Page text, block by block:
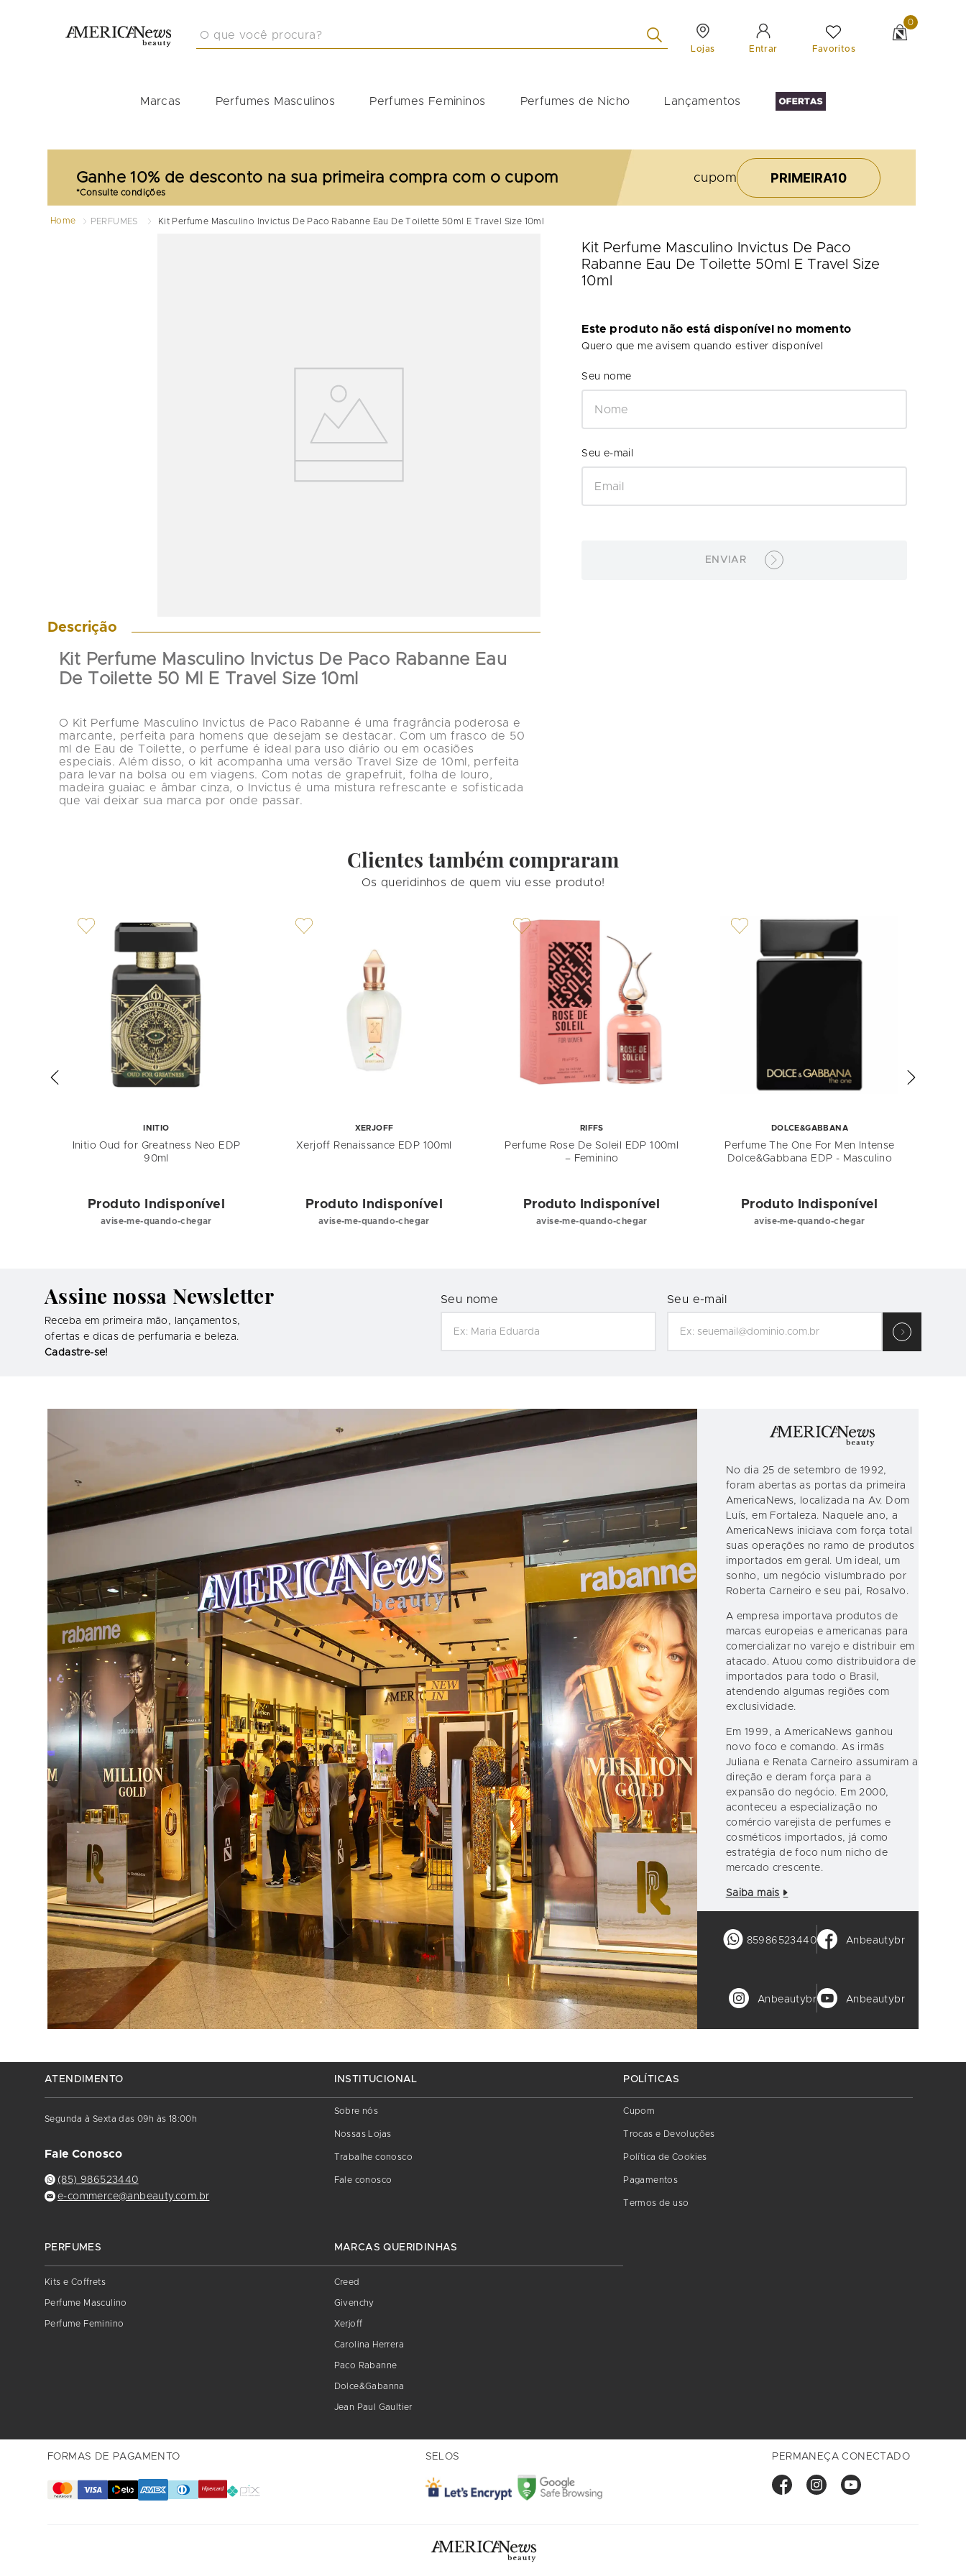
5 º
idole
Lojas Entrar Favoritos
0
Marcas Perfumes Masculinos Perfumes Femininos Perfumes de Nicho Lançamentos
Ganhe 10% de desconto na sua primeira compra com o cupom cupom PRIMEIRA10
Home PERFUMES Kit Perfume Masculino Invictus De Paco Rabanne Eau De Toilette 50ml E Travel Size 10ml
Descrição
Kit Perfume Masculino Invictus De Paco Rabanne Eau
De Toilette 50 Ml E Travel Size 10ml
O Kit Perfume Masculino Invictus de Paco Rabanne é uma fragrância poderosa e
marcante, perfeita para homens que desejam se destacar. Com um frasco de 50
ml de Eau de Toilette, o perfume é ideal para uso diário ou em ocasiões
especiais. Além disso, o kit acompanha uma versão Travel Size de 10ml, perfeita
para levar na bolsa ou em viagens. Com notas de grapefruit, folha de louro,
madeira guaiac e âmbar cinza, o Invictus é uma mistura refrescante e sofisticada
que vai deixar sua marca por onde passar.
Kit Perfume Masculino Invictus De Paco
Rabanne Eau De Toilette 50ml E Travel Size
10ml
Este produto não está disponível no momento
Quero que me avisem quando estiver disponível
ENVIAR
Clientes também compraram
Os queridinhos de quem viu esse produto!
INITIO
Initio Oud for Greatness Neo EDP
90ml
Produto Indisponível
avise-me-quando-chegar
XERJOFF
Xerjoff Renaissance EDP 100ml
Produto Indisponível
avise-me-quando-chegar
RIFFS
Perfume Rose De Soleil EDP 100ml
– Feminino
Produto Indisponível
avise-me-quando-chegar
DOLCE&GABBANA
Perfume The One For Men Intense
Dolce&Gabbana EDP - Masculino
Produto Indisponível
avise-me-quando-chegar
Assine nossa Newsletter
Receba em primeira mão, lançamentos,
ofertas e dicas de perfumaria e beleza.
Cadastre-se!
Seu nome Seu e-mail
No dia 25 de setembro de 1992,
foram abertas as portas da primeira
AmericaNews, localizada na Av. Dom
Luís, em Fortaleza. Naquele ano, a
AmericaNews iniciava com força total
suas operações no ramo de produtos
importados em geral. Um ideal, um
sonho, um negócio vislumbrado por
Roberta Carneiro e seu pai, Rosalvo.
A empresa importava produtos de
marcas europeias e americanas para
comercializar no varejo e distribuir em
atacado. Atuou como distribuidora de
importados para todo o Brasil,
atendendo algumas regiões com
exclusividade.
Em 1999, a AmericaNews ganhou
novo foco e comando. As irmãs
Juliana e Renata Carneiro assumiram a
direção e deram força para a
expansão do negócio. Em 2000,
aconteceu a especialização no
comércio varejista de perfumes e
cosméticos importados, já como
estratégia de foco num nicho de
mercado crescente.
Saiba mais
85986523440 Anbeautybr
Anbeautybr Anbeautybr
ATENDIMENTO
Segunda à Sexta das 09h às 18:00h
Fale Conosco
(85) 986523440
e-commerce@anbeauty.com.br
INSTITUCIONAL
Sobre nós
Nossas Lojas
Trabalhe conosco
Fale conosco
POLÍTICAS
Cupom
Trocas e Devoluções
Política de Cookies
Pagamentos
Termos de uso
PERFUMES
Kits e Coffrets
Perfume Masculino
Perfume Feminino
MARCAS QUERIDINHAS
Creed
Givenchy
Xerjoff
Carolina Herrera
Paco Rabanne
Dolce&Gabanna
Jean Paul Gaultier
FORMAS DE PAGAMENTO SELOS PERMANEÇA CONECTADO